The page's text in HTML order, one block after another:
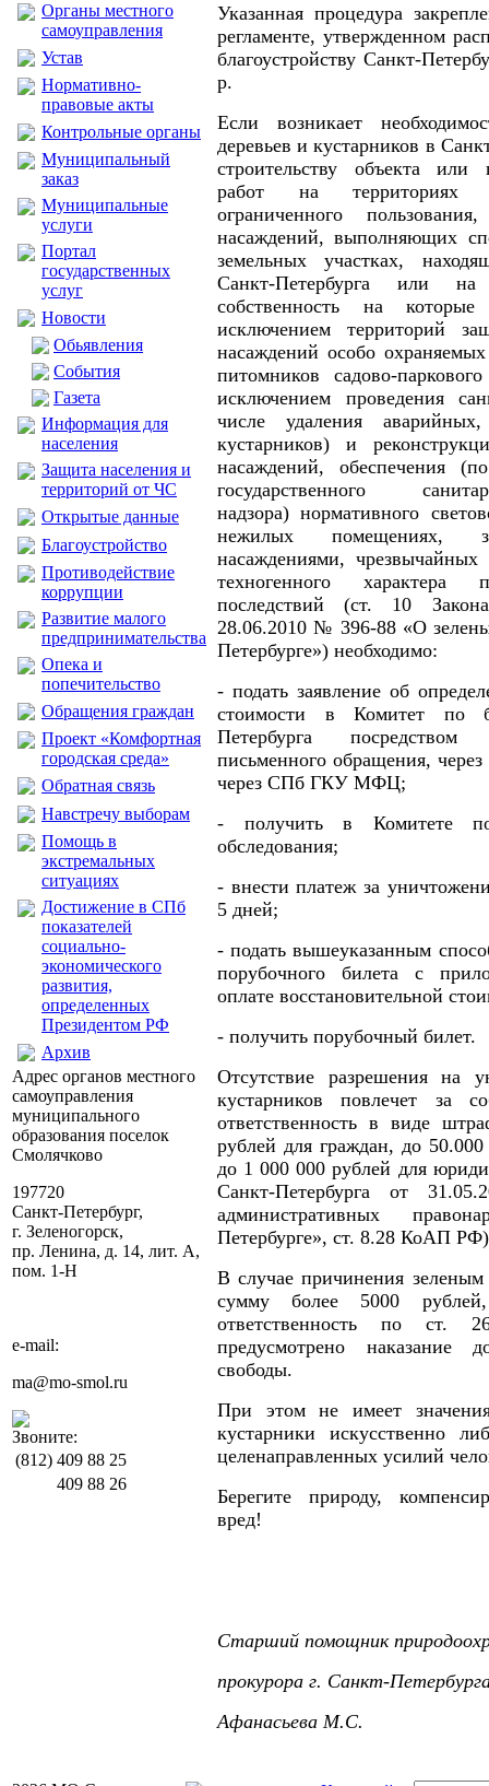
Органы местного
самоуправления
Устав
Нормативно-
правовые акты
Контрольные органы
Муниципальный
заказ
Муниципальные
услуги
Портал
государственных
услуг
Новости
Обьявления
События
Газета
Информация для
населения
Защита населения и
территорий от ЧС
Открытые данные
Благоустройство
Противодействие
коррупции
Развитие малого
предпринимательства
Опека и
попечительство
Обращения граждан
Проект «Комфортная
городская среда»
Обратная связь
Навстречу выборам
Помощь в
экстремальных
ситуациях
Достижение в СПб
показателей
социально-
экономического
развития,
определенных
Президентом РФ
Архив
Адрес органов местного
самоуправления
муниципального
образования поселок
Смолячково
197720
Санкт-Петербург,
г. Зеленогорск,
пр. Ленина, д. 14, лит. А,
пом. 1-Н
e-mail:
ma@mo-smol.ru
Звоните:
(812) 409 88 25
409 88 26
Указанная процедура
регламенте, утвержденном
благоустройству Санкт-
р.
Если возникает
деревьев и кустарников в
строительству объекта
работ на территориях
ограниченного
насаждений, выполняющих
земельных участках,
Санкт-Петербурга или на
собственность на
исключением территорий
насаждений особо
питомников садово-
исключением проведения
числе удаления
кустарников) и
насаждений, обеспечения
государственного
надзора) нормативного
нежилых помещениях,
насаждениями,
техногенного
последствий (ст. 10
28.06.2010 № 396-88 «О
Петербурге») необходимо:
- подать заявление об
стоимости в Комитет по
Петербурга
письменного обращения,
через СПб ГКУ МФЦ;
- получить в Комитете по
обследования;
- внести платеж за
5 дней;
- подать вышеуказанным
порубочного билета с
оплате восстановительной
- получить порубочный билет.
Отсутствие разрешения на
кустарников повлечет за
ответственность в виде
рублей для граждан, до
до 1 000 000 рублей для
Санкт-Петербурга от
административных
Петербурге», ст. 8.28 КоАП
В случае причинения
сумму более 5000 рублей,
ответственность по
предусмотрено
свободы.
При этом не имеет
кустарники искусственно
целенаправленных усилий
Берегите природу,
вред!
Старший помощник
прокурора г. Санкт-
Афанасьева М.С.